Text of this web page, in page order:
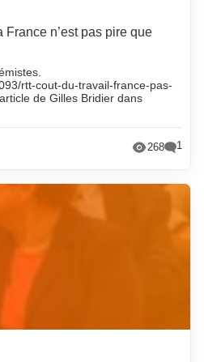
France n’est pas pire que
rtt-cout-du-travail-france-pas-
de Gilles Bridier dans
268 1